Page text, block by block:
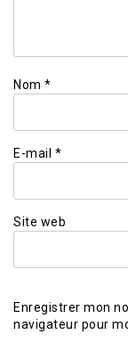
Nom *
E-mail *
Site web
Enregistrer mon
navigateur pour